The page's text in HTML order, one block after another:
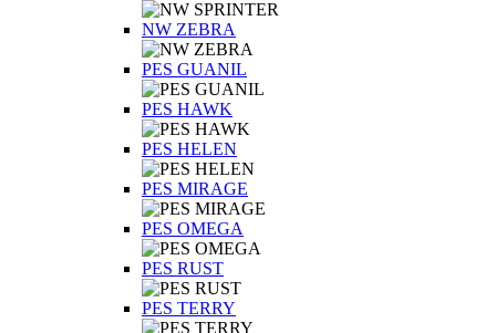
NW ZEBRA
PES GUANIL
PES HAWK
PES HELEN
PES MIRAGE
PES OMEGA
PES RUST
PES TERRY